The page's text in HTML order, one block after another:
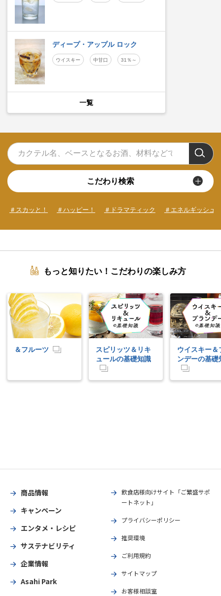
ディープ・アップル ロック
ウイスキー 中甘口 31％～
一覧
こだわり検索
＃スカッと！ ＃ハッピー！ ＃ドラマティック ＃エネルギッシュ
もっと知りたい！こだわりの楽しみ方
＆フルーツ
スピリッツ＆リキ
ュールの基礎知識
ウイスキー＆
ンデーの基礎
商品情報
キャンペーン
エンタメ・レシピ
サステナビリティ
企業情報
Asahi Park
飲食店様向けサイト「ご繁盛サポ
ートネット」
プライバシーポリシー
推奨環境
ご利用規約
サイトマップ
お客様相談室